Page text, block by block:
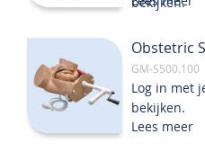
Obstetric
GM-S500.100
Log in met
bekijken.
Lees meer